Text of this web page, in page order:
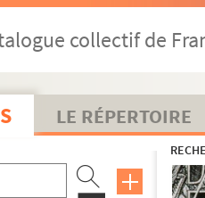
collectif de
LE RÉPERTOIRE